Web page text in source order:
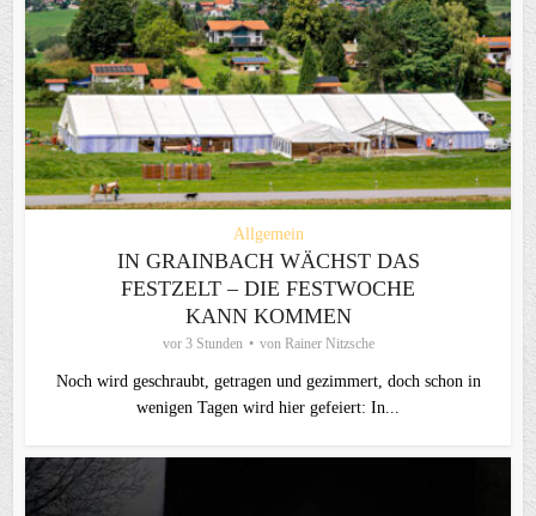
Allgemein
IN GRAINBACH WÄCHST DAS
FESTZELT – DIE FESTWOCHE
KANN KOMMEN
vor 3 Stunden von Rainer Nitzsche
Noch wird geschraubt, getragen und gezimmert, doch schon in
wenigen Tagen wird hier gefeiert: In...